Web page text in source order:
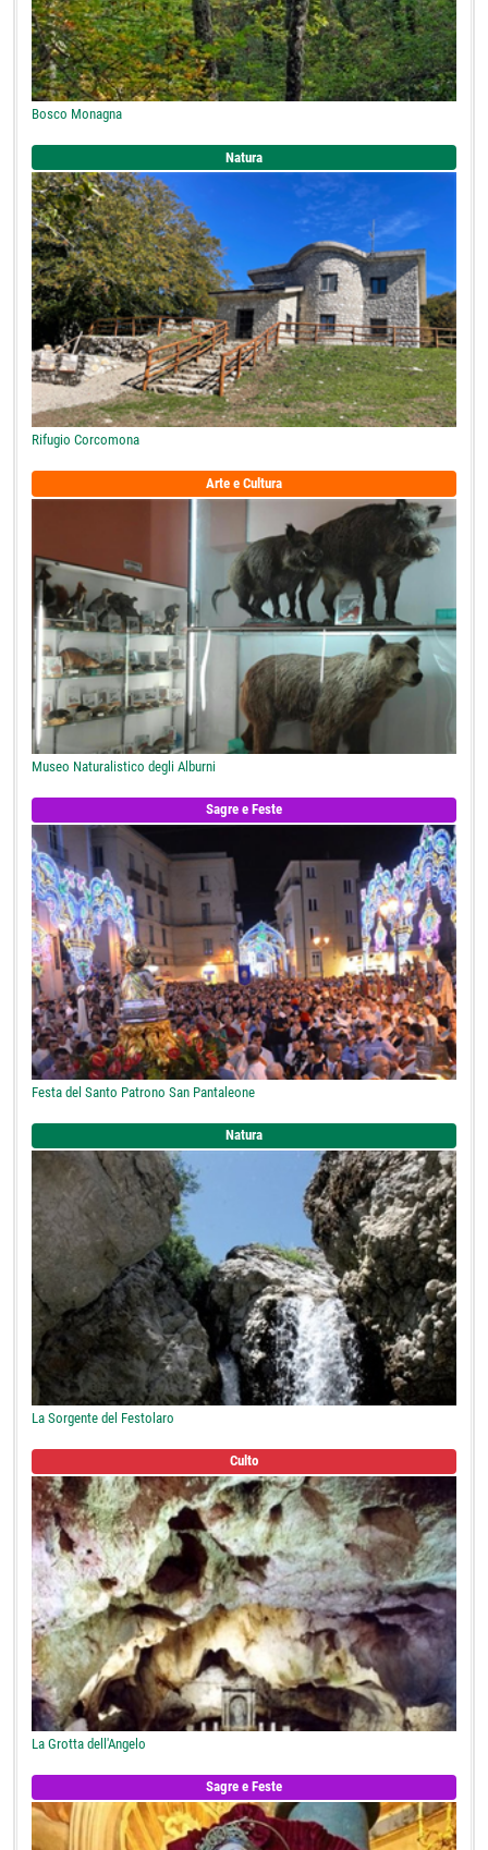
Bosco Monagna
Natura
Rifugio Corcomona
Arte e Cultura
Museo Naturalistico degli Alburni
Sagre e Feste
Festa del Santo Patrono San Pantaleone
Natura
La Sorgente del Festolaro
Culto
La Grotta dell'Angelo
Sagre e Feste